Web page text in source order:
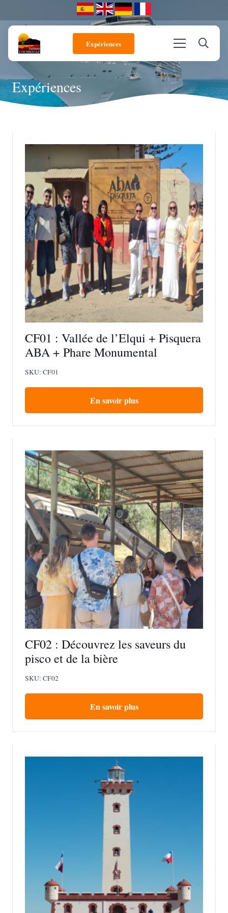
Expériences
Expériences
CF01 : Vallée de l’Elqui + Pisquera
ABA + Phare Monumental
SKU: CF01
En savoir plus
CF02 : Découvrez les saveurs du
pisco et de la bière
SKU: CF02
En savoir plus